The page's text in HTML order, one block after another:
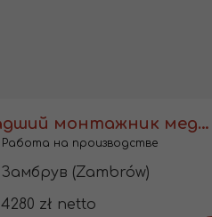
Младший монтажник медицинских изделий
Работа на производстве
Замбрув (Zambrów)
4280 zł netto